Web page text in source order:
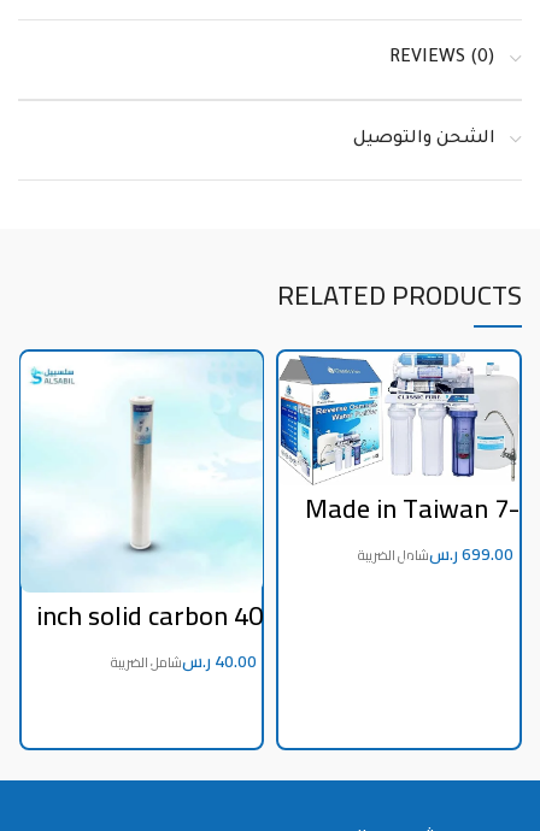
REVIEWS (0)
الشحن والتوصيل
RELATED PRODUCTS
Made in Taiwan 7-
stage desalination
machine
ر.س
40 inch solid carbonfilterر.س